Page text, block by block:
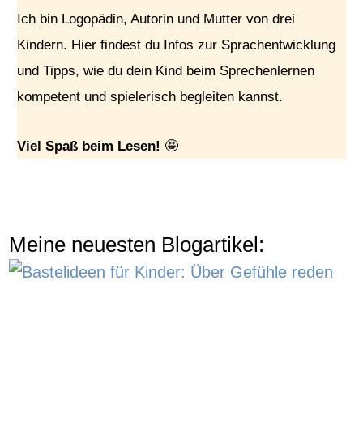
Ich bin Logopädin, Autorin und Mutter von drei
Kindern. Hier findest du Infos zur Sprachentwicklung
und Tipps, wie du dein Kind beim Sprechenlernen
kompetent und spielerisch begleiten kannst.
Viel Spaß beim Lesen! 🤩
Meine neuesten Blogartikel: